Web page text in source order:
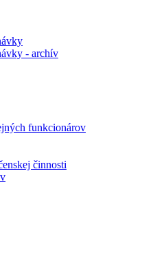
- archív
funkcionárov
činnosti